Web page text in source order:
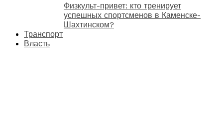
Физкульт-привет: кто тренирует
успешных спортсменов в Каменске-
Шахтинском?
Транспорт
Власть